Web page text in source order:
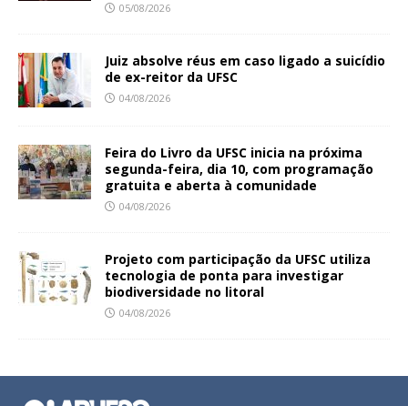
05/08/2026
Juiz absolve réus em caso ligado a suicídio
de ex-reitor da UFSC
04/08/2026
Feira do Livro da UFSC inicia na próxima
segunda-feira, dia 10, com programação
gratuita e aberta à comunidade
04/08/2026
Projeto com participação da UFSC utiliza
tecnologia de ponta para investigar
biodiversidade no litoral
04/08/2026